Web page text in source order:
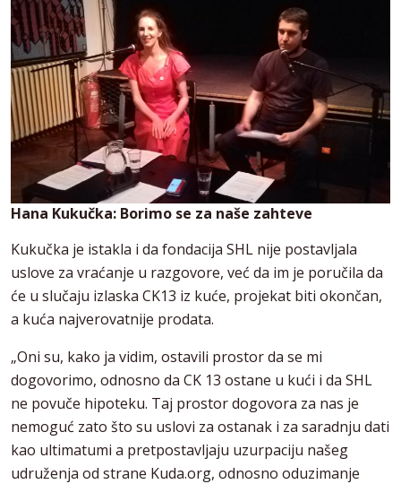
Hana Kukučka: Borimo se za naše zahteve
Kukučka je istakla i da fondacija SHL nije postavljala
uslove za vraćanje u razgovore, već da im je poručila da
će u slučaju izlaska CK13 iz kuće, projekat biti okončan,
a kuća najverovatnije prodata.
„Oni su, kako ja vidim, ostavili prostor da se mi
dogovorimo, odnosno da CK 13 ostane u kući i da SHL
ne povuče hipoteku. Taj prostor dogovora za nas je
nemoguć zato što su uslovi za ostanak i za saradnju dati
kao ultimatumi a pretpostavljaju uzurpaciju našeg
udruženja od strane Kuda.org, odnosno oduzimanje